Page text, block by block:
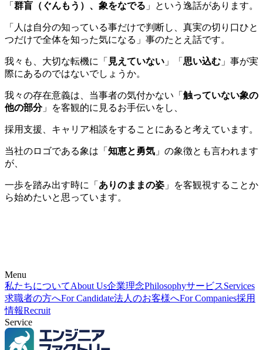
「 群盲（ぐんもう）、象をなでる 」という逸話があります。
「人は自分の知っている事だけで判断し、真実の切り口ひと
つだけで全体を知った気になる」事のたとえ話です。
我々も、大切な転機に「 見えていない 」「 思い込む 」事が実
際にあるのではないでしょうか。
我々の存在意義は、当事者の気付かない「 触っていない象の
他の部分」を客観的に見るお手伝いをし、
採用支援、キャリア相談をすることにあると考えています。
当社のロゴである象は「 知恵と勇気 」の象徴とも言われます
が、
一歩を踏み出す時に「 ありのままの姿 」を客観視することか
ら始めたいと思っています。
Menu
私たちについてAbout Us企業理念PhilosophyサービスServices
求職者の方へFor Candidate法人のお客様へFor Companies採用
情報Recruit
Service